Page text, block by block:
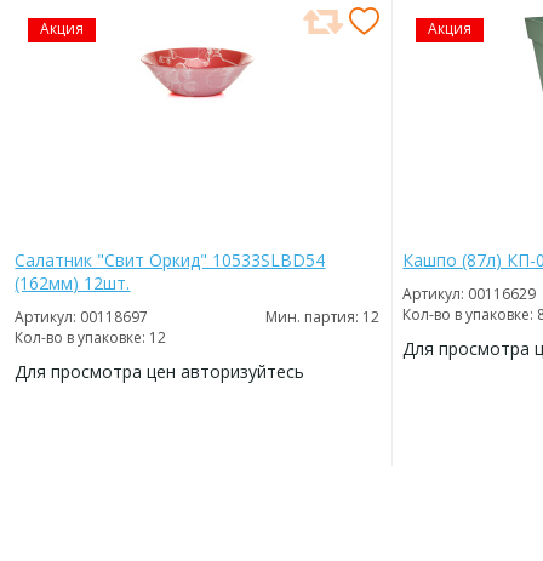
Акция
Салатник "Свит Оркид" 10533SLBD54
(162мм) 12шт.
Артикул: 00118697
Мин. партия: 12
Кол-во в упаковке: 12
Для просмотра цен авторизуйтесь
Акция
Кашпо (87л) КП-
Артикул: 00116629
Кол-во в упаковке:
Для просмотра